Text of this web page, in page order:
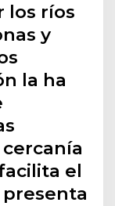
los ríos
y
la ha
el